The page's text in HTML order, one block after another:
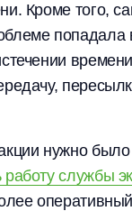
Кроме того,
попадала
нужно было
работу службы